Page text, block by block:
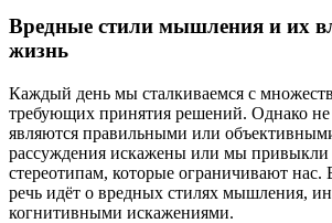
Вредные стили мышления и их
жизнь
Каждый день мы сталкиваемся с
требующих принятия решений. Однако
являются правильными или
рассуждения искажены или мы
стереотипам, которые ограничивают
речь идёт о вредных стилях мышления,
когнитивными искажениями.